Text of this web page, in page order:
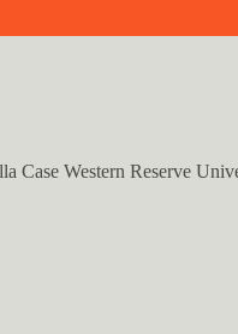
Case Western Reserve